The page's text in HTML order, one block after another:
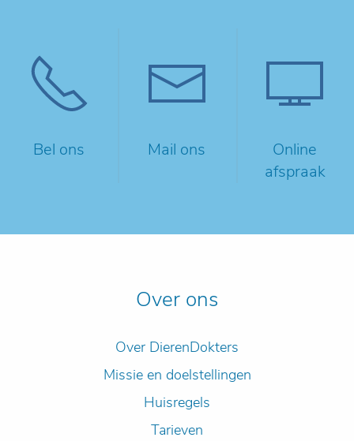
Bel ons Mail ons
Online
afspraak
Over ons
Over DierenDokters
Missie en doelstellingen
Huisregels
Tarieven